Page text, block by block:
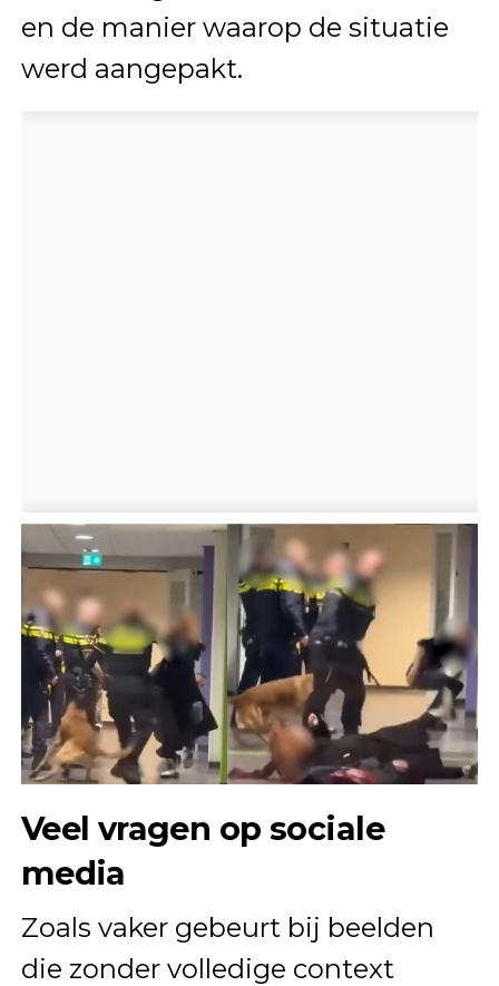
en de manier waarop de situatie
werd aangepakt.
Veel vragen op sociale
media
Zoals vaker gebeurt bij beelden
die zonder volledige context